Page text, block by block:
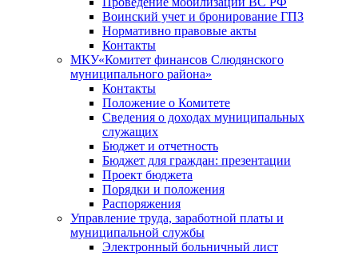
Воинский учет и бронирование ГПЗ
Нормативно правовые акты
Контакты
МКУ«Комитет финансов Слюдянского
муниципального района»
Контакты
Положение о Комитете
Сведения о доходах муниципальных
служащих
Бюджет и отчетность
Бюджет для граждан: презентации
Проект бюджета
Порядки и положения
Распоряжения
Управление труда, заработной платы и
муниципальной службы
Электронный больничный лист